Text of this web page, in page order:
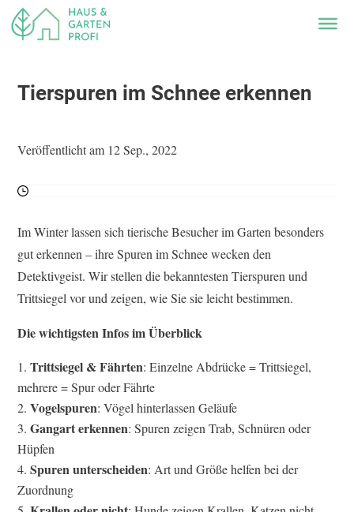
Tierspuren im Schnee erkennen
Veröffentlicht am 12 Sep., 2022
Im Winter lassen sich tierische Besucher im Garten besonders
gut erkennen – ihre Spuren im Schnee wecken den
Detektivgeist. Wir stellen die bekanntesten Tierspuren und
Trittsiegel vor und zeigen, wie Sie sie leicht bestimmen.
Die wichtigsten Infos im Überblick
Trittsiegel & Fährten: Einzelne Abdrücke = Trittsiegel,
mehrere = Spur oder Fährte
Vogelspuren: Vögel hinterlassen Geläufe
Gangart erkennen: Spuren zeigen Trab, Schnüren oder
Hüpfen
Spuren unterscheiden: Art und Größe helfen bei der
Zuordnung